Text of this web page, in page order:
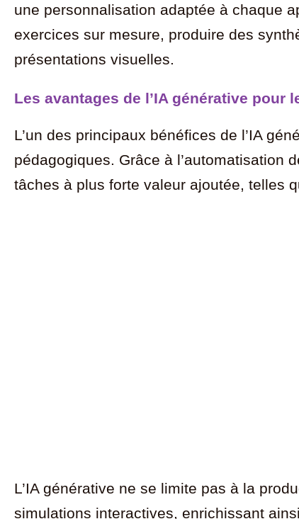
une personnalisation adaptée à chaque
exercices sur mesure, produire des
présentations visuelles.
Les avantages de l’IA générative pour
L’un des principaux bénéfices de l’IA
pédagogiques. Grâce à l’automatisation
tâches à plus forte valeur ajoutée, telles
L’IA générative ne se limite pas à la
simulations interactives, enrichissant